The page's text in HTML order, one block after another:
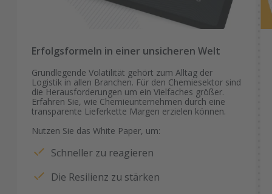
Erfolgsformeln in einer unsicheren Welt
Grundlegende Volatilität gehört zum Alltag der
Logistik in allen Branchen. Für den Chemiesektor sind
die Herausforderungen um ein Vielfaches größer.
Erfahren Sie, wie Chemieunternehmen durch eine
transparente Lieferkette Margen erzielen können.
Nutzen Sie das White Paper, um:
Schneller zu reagieren
Die Resilienz zu stärken